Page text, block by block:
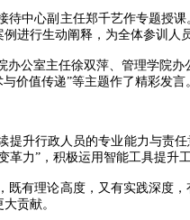
待中心副主任郑千艺作专题授
进行生动阐释，为全体参训人
办公室主任徐双萍、管理学院
价值传递”等主题作了精彩发言
提升行政人员的专业能力与责
革力”，积极运用智能工具提升
既有理论高度，又有实践深度
贡献。